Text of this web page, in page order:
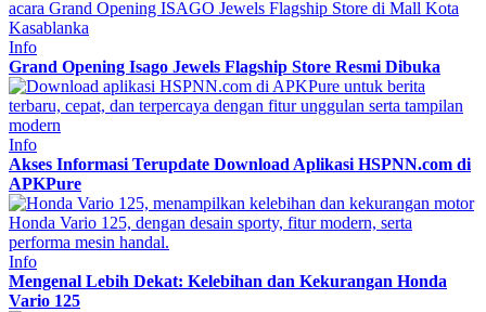
Info
Grand Opening Isago Jewels Flagship Store Resmi Dibuka
Info
Akses Informasi Terupdate Download Aplikasi HSPNN.com di
APKPure
Info
Mengenal Lebih Dekat: Kelebihan dan Kekurangan Honda
Vario 125